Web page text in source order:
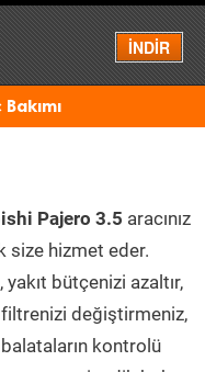
İNDİR
Menü
Pajero 3.5 aracınız
size hizmet eder.
bütçenizi azaltır,
değiştirmeniz,
kontrolü